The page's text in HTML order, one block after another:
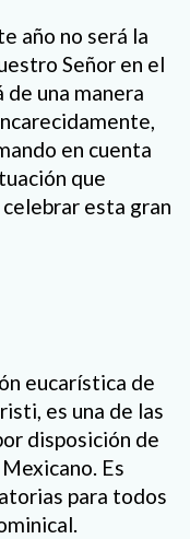
año no será la
Señor en el
una manera
en cuenta
que
esta gran
eucarística de
es una de las
disposición de
Es
para todos